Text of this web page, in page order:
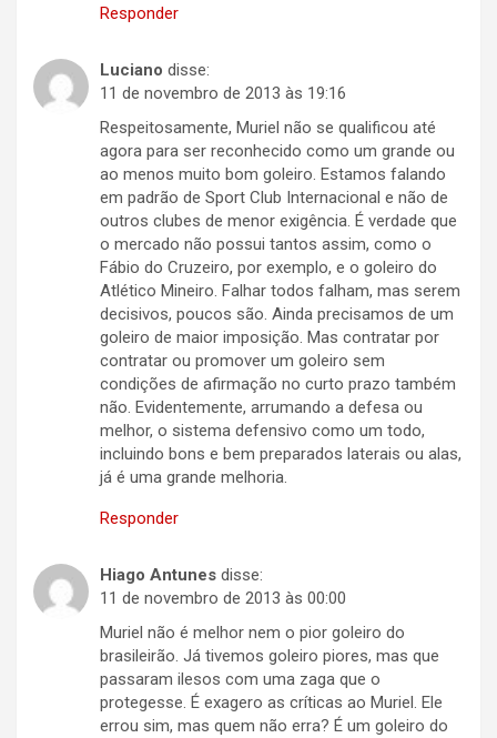
Responder
Luciano disse:
11 de novembro de 2013 às 19:16
Respeitosamente, Muriel não se qualificou até
agora para ser reconhecido como um grande ou
ao menos muito bom goleiro. Estamos falando
em padrão de Sport Club Internacional e não de
outros clubes de menor exigência. É verdade que
o mercado não possui tantos assim, como o
Fábio do Cruzeiro, por exemplo, e o goleiro do
Atlético Mineiro. Falhar todos falham, mas serem
decisivos, poucos são. Ainda precisamos de um
goleiro de maior imposição. Mas contratar por
contratar ou promover um goleiro sem
condições de afirmação no curto prazo também
não. Evidentemente, arrumando a defesa ou
melhor, o sistema defensivo como um todo,
incluindo bons e bem preparados laterais ou alas,
já é uma grande melhoria.
Responder
Hiago Antunes disse:
11 de novembro de 2013 às 00:00
Muriel não é melhor nem o pior goleiro do
brasileirão. Já tivemos goleiro piores, mas que
passaram ilesos com uma zaga que o
protegesse. É exagero as críticas ao Muriel. Ele
errou sim, mas quem não erra? É um goleiro do